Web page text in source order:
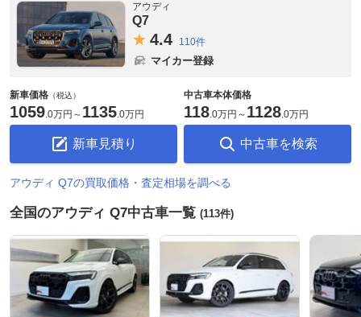
アウディ
Q7
4.4 110件
マイカー登録
新車価格 （税込）
1059.0万円 ～ 1135.0万円
新車見積り
中古車本体価格
118.0万円 ～ 1128.0万円
中古車を検索
アウディ Q7の買取価格・査定相場を調べる
全国のアウディ Q7中古車一覧 (113件)